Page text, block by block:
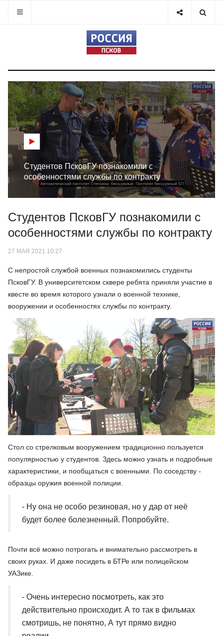
Студентов ПсковГУ познакомили с
особенностями службы по контракту
Студентов ПсковГУ познакомили с
особенностями службы по контракту
27 МАЯ 2021 10:27
С непростой службой военных познакомились студенты
ПсковГУ. В университетском сквере ребята приняли участие в
квесте во время которого узнали о военной технике,
вооружении и особенностях службы по контракту.
Стол со стрелковым вооружением традиционно пользуется
популярностью у студентов. Здесь можно узнать и подробные
характеристики, и пообщаться с военными. По соседству -
образцы оружия военной полиции.
- Ну она не особо резиновая, но у дар от неё
будет более болезненный. Попробуйте.
Почти всё можно потрогать и внимательно рассмотреть в
своих руках. И даже посидеть в БТРе или полицейском
УАЗике.
- Очень интересно посмотреть, как это
действительно происходит. А то так в фильмах
смотришь, не понятно, А тут прямо видно